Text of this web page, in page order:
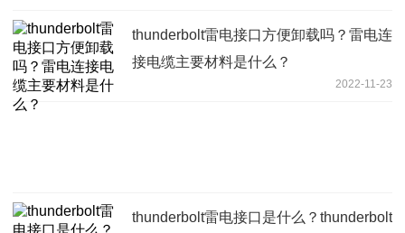
thunderbolt雷电接口方便卸载吗？雷电连
接电缆主要材料是什么？
2022-11-23
thunderbolt雷电接口是什么？thunderbolt